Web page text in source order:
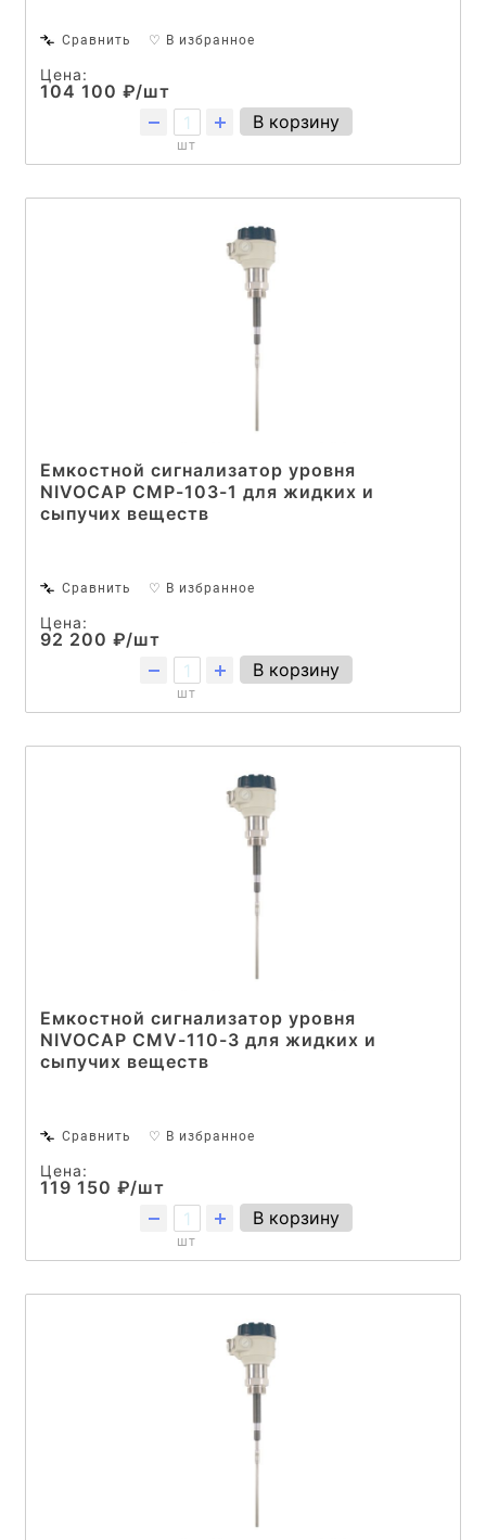
Сравнить ♡ В избранное
Цена:
104 100 ₽/шт
шт
В корзину
Емкостной сигнализатор уровня
NIVOCAP CMP-103-1 для жидких и
сыпучих веществ
Сравнить ♡ В избранное
Цена:
92 200 ₽/шт
шт
В корзину
Емкостной сигнализатор уровня
NIVOCAP CMV-110-3 для жидких и
сыпучих веществ
Сравнить ♡ В избранное
Цена:
119 150 ₽/шт
шт
В корзину